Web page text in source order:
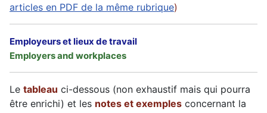
articles en PDF de la même rubrique)
Employeurs et lieux de travail
Employers and workplaces
Le tableau ci-dessous (non exhaustif mais qui pourra
être enrichi) et les notes et exemples concernant la